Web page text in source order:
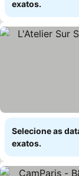
exatos.
Selecione as
exatos.